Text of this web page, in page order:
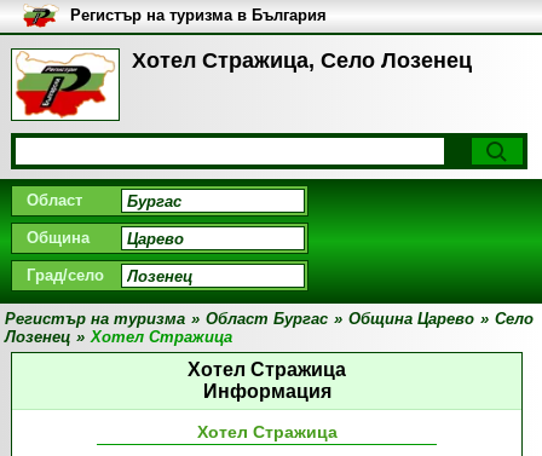
Хотел Стражица, Село Лозенец
Регистър на туризма в България
Област
Община
Град/село
Регистър на туризма » Област Бургас » Община Царево » Село
Лозенец » Хотел Стражица
Хотел Стражица
Информация
Хотел Стражица